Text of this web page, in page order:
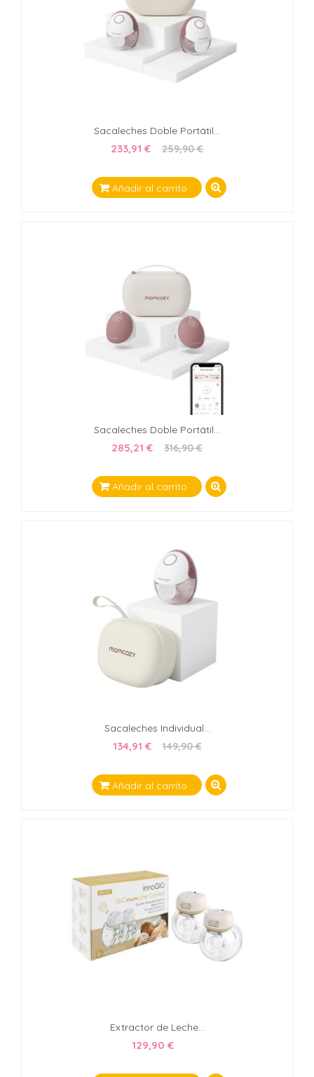
Sacaleches Doble Portátil...
233,91 € 259,90 €
Añadir al carrito
Sacaleches Doble Portátil...
285,21 € 316,90 €
Añadir al carrito
Sacaleches Individual...
134,91 € 149,90 €
Añadir al carrito
Extractor de Leche...
129,90 €